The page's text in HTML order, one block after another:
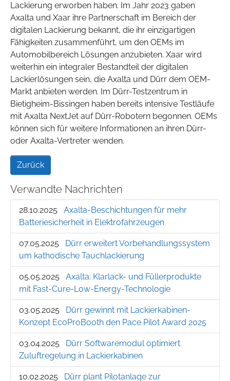
Lackierung erworben haben. Im Jahr 2023 gaben
Axalta und Xaar ihre Partnerschaft im Bereich der
digitalen Lackierung bekannt, die ihr einzigartigen
Fähigkeiten zusammenführt, um den OEMs im
Automobilbereich Lösungen anzubieten. Xaar wird
weiterhin ein integraler Bestandteil der digitalen
Lackierlösungen sein, die Axalta und Dürr dem OEM-
Markt anbieten werden. Im Dürr-Testzentrum in
Bietigheim-Bissingen haben bereits intensive Testläufe
mit Axalta NextJet auf Dürr-Robotern begonnen. OEMs
können sich für weitere Informationen an ihren Dürr-
oder Axalta-Vertreter wenden.
Zurück
Verwandte Nachrichten
28.10.2025
Axalta-Beschichtungen für mehr
Batteriesicherheit in Elektrofahrzeugen
07.05.2025
Dürr erweitert Vorbehandlungssystem
um kathodische Tauchlackierung
05.05.2025
Axalta: Klarlack- und Füllerprodukte
mit Fast-Cure-Low-Energy-Technologie
03.05.2025
Dürr gewinnt mit Lackierkabinen-
Konzept EcoProBooth den Pace Pilot Award 2025
03.04.2025
Dürr Softwaremodul optimiert
Zuluftregelung in Lackierkabinen
10.02.2025 Dürr plant Pilotanlage zur